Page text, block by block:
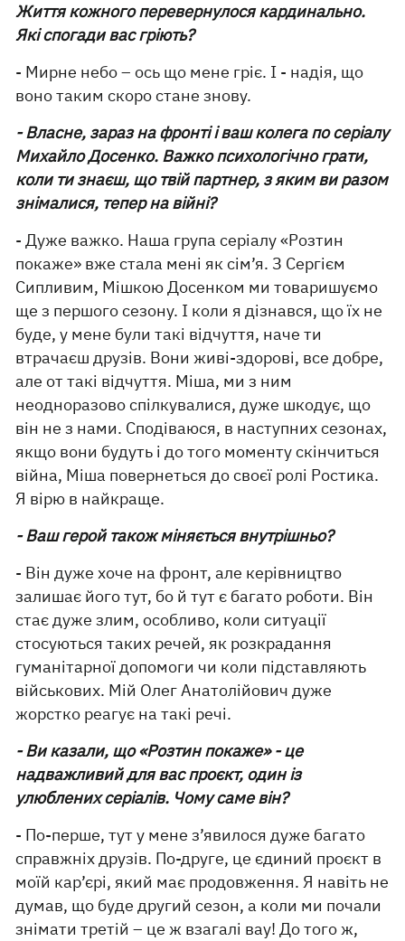
Життя кожного перевернулося кардинально.
Які спогади вас гріють?
- Мирне небо – ось що мене гріє. І - надія, що
воно таким скоро стане знову.
- Власне, зараз на фронті і ваш колега по серіалу
Михайло Досенко. Важко психологічно грати,
коли ти знаєш, що твій партнер, з яким ви разом
знімалися, тепер на війні?
- Дуже важко. Наша група серіалу «Розтин
покаже» вже стала мені як сім’я. З Сергієм
Сипливим, Мішкою Досенком ми товаришуємо
ще з першого сезону. І коли я дізнався, що їх не
буде, у мене були такі відчуття, наче ти
втрачаєш друзів. Вони живі-здорові, все добре,
але от такі відчуття. Міша, ми з ним
неодноразово спілкувалися, дуже шкодує, що
він не з нами. Сподіваюся, в наступних сезонах,
якщо вони будуть і до того моменту скінчиться
війна, Міша повернеться до своєї ролі Ростика.
Я вірю в найкраще.
- Ваш герой також міняється внутрішньо?
- Він дуже хоче на фронт, але керівництво
залишає його тут, бо й тут є багато роботи. Він
стає дуже злим, особливо, коли ситуації
стосуються таких речей, як розкрадання
гуманітарної допомоги чи коли підставляють
військових. Мій Олег Анатолійович дуже
жорстко реагує на такі речі.
- Ви казали, що «Розтин покаже» - це
надважливий для вас проєкт, один із
улюблених серіалів. Чому саме він?
- По-перше, тут у мене з’явилося дуже багато
справжніх друзів. По-друге, це єдиний проєкт в
моїй кар’єрі, який має продовження. Я навіть не
думав, що буде другий сезон, а коли ми почали
знімати третій – це ж взагалі вау! До того ж,